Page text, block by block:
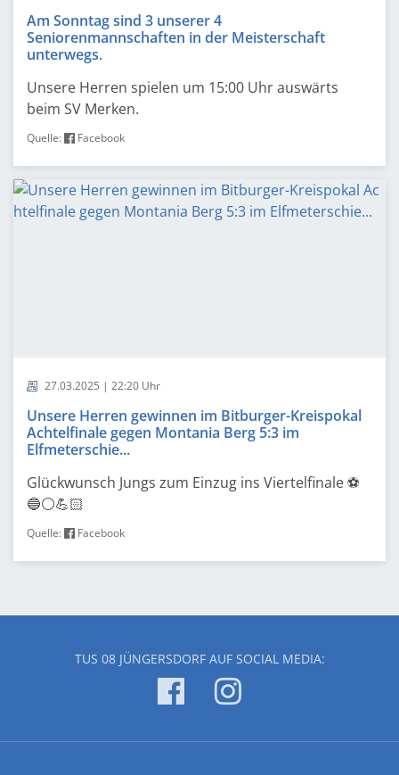
Am Sonntag sind 3 unserer 4
Seniorenmannschaften in der Meisterschaft
unterwegs.
Unsere Herren spielen um 15:00 Uhr auswärts
beim SV Merken.
Quelle: Facebook
27.03.2025 | 22:20 Uhr
Unsere Herren gewinnen im Bitburger-Kreispokal
Achtelfinale gegen Montania Berg 5:3 im
Elfmeterschie...
Glückwunsch Jungs zum Einzug ins Viertelfinale ⚽️
🔵⚪️💪🏻
Quelle: Facebook
TUS 08 JÜNGERSDORF AUF SOCIAL MEDIA: